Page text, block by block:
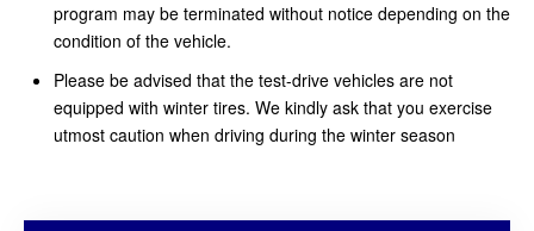
program may be terminated without notice depending on the
condition of the vehicle.
Please be advised that the test-drive vehicles are not
equipped with winter tires. We kindly ask that you exercise
utmost caution when driving during the winter season